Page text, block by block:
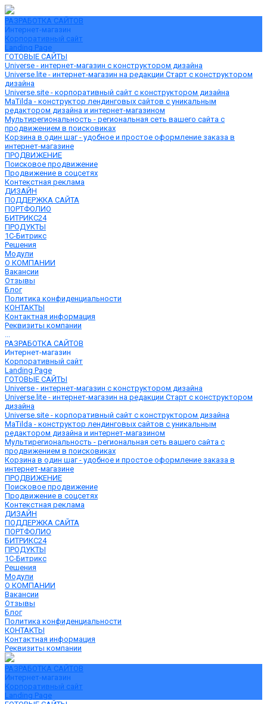
РАЗРАБОТКА САЙТОВ
Интернет-магазин
Корпоративный сайт
Landing Page
ГОТОВЫЕ САЙТЫ
Universe - интернет-магазин с конструктором дизайна
Universe.lite - интернет-магазин на редакции Старт с конструктором
дизайна
Universe.site - корпоративный сайт с конструктором дизайна
MaTilda - конструктор лендинговых сайтов с уникальным
редактором дизайна и интернет-магазином
Мультирегиональность - региональная сеть вашего сайта с
продвижением в поисковиках
Корзина в один шаг - удобное и простое оформление заказа в
интернет-магазине
ПРОДВИЖЕНИЕ
Поисковое продвижение
Продвижение в соцсетях
Контекстная реклама
ДИЗАЙН
ПОДДЕРЖКА САЙТА
ПОРТФОЛИО
БИТРИКС24
ПРОДУКТЫ
1С-Битрикс
Решения
Модули
О КОМПАНИИ
Вакансии
Отзывы
Блог
Политика конфиденциальности
КОНТАКТЫ
Контактная информация
Реквизиты компании
...
РАЗРАБОТКА САЙТОВ
Интернет-магазин
Корпоративный сайт
Landing Page
ГОТОВЫЕ САЙТЫ
Universe - интернет-магазин с конструктором дизайна
Universe.lite - интернет-магазин на редакции Старт с конструктором
дизайна
Universe.site - корпоративный сайт с конструктором дизайна
MaTilda - конструктор лендинговых сайтов с уникальным
редактором дизайна и интернет-магазином
Мультирегиональность - региональная сеть вашего сайта с
продвижением в поисковиках
Корзина в один шаг - удобное и простое оформление заказа в
интернет-магазине
ПРОДВИЖЕНИЕ
Поисковое продвижение
Продвижение в соцсетях
Контекстная реклама
ДИЗАЙН
ПОДДЕРЖКА САЙТА
ПОРТФОЛИО
БИТРИКС24
ПРОДУКТЫ
1С-Битрикс
Решения
Модули
О КОМПАНИИ
Вакансии
Отзывы
Блог
Политика конфиденциальности
КОНТАКТЫ
Контактная информация
Реквизиты компании
РАЗРАБОТКА САЙТОВ
Интернет-магазин
Корпоративный сайт
Landing Page